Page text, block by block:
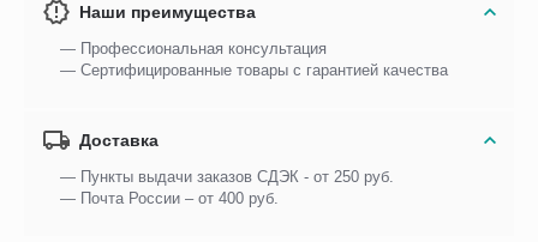
Наши преимущества
— Профессиональная консультация
— Сертифицированные товары с гарантией качества
Доставка
— Пункты выдачи заказов СДЭК - от 250 руб.
— Почта России – от 400 руб.